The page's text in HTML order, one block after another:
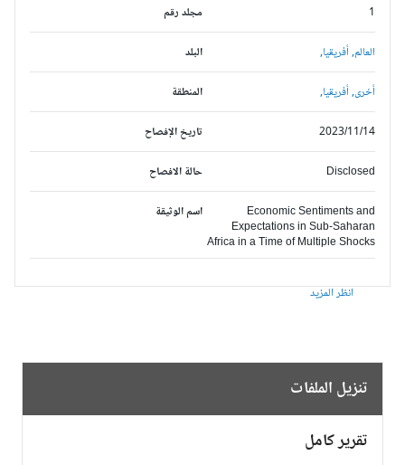
مجلد رقم
البلد العالم,أفريقيا,
المنطقة أخرى,أفريقيا,
تاريخ الإفصاح 2023/11/14
حالة الافصاح Disclosed
اسم الوثيقة
Economic Sentiments and
Expectations in Sub-Saharan
Africa in a Time of Multiple Shocks
انظر المزيد
تنزيل الملفات
تقرير كامل